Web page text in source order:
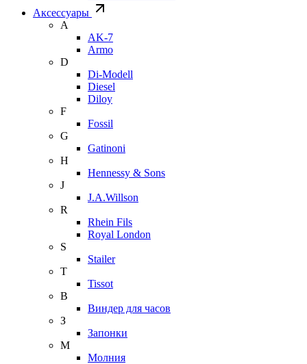
Аксессуары
A
AK-7
Armo
D
Di-Modell
Diesel
Diloy
F
Fossil
G
Gatinoni
H
Hennessy & Sons
J
J.A.Willson
R
Rhein Fils
Royal London
S
Stailer
T
Tissot
В
Виндер для часов
З
Запонки
М
Молния